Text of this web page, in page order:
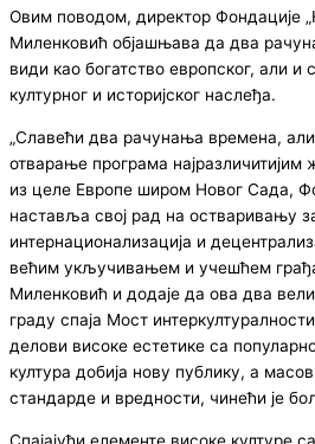
Овим поводом, директор Фондације
Миленковић објашњава да два
види као богатство европског, али и
културног и историјског наслеђа.
„Славећи два рачунања времена,
отварање програма
из целе Европе широм Новог Сада,
наставља свој рад на остваривању
интернационализација и
већим укључивањем и учешћем
Миленковић и додаје да ова два
граду спаја Мост
делови високе естетике са
култура добија нову публику, а
стандарде и вредности, чинећи је
Спајајући елементе високе културе